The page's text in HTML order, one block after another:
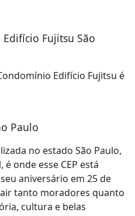
Fujitsu São
Edifício Fujitsu é
Paulo
no estado São Paulo,
onde esse CEP está
aniversário em 25 de
tanto moradores quanto
cultura e belas